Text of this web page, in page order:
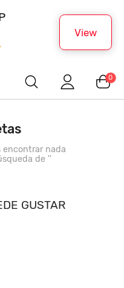
View
0
encontrar nada
de ''
GUSTAR